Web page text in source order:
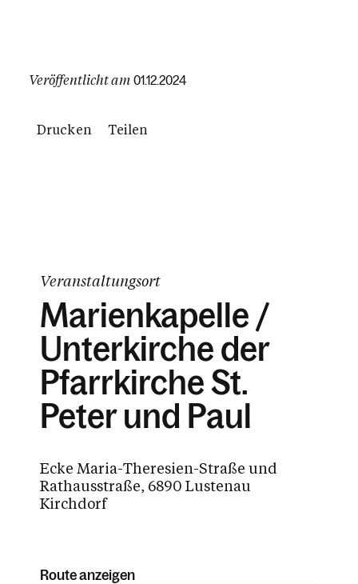
Veröffentlicht am 01.12.2024
Drucken Teilen
Veranstaltungsort
Marienkapelle /
Unterkirche der
Pfarrkirche St.
Peter und Paul
Ecke Maria-Theresien-Straße und
Rathausstraße, 6890 Lustenau
Kirchdorf
Route anzeigen